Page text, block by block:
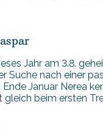
Jahr am 3.8.
Suche nach einer
Ende Januar Nerea
gleich beim ersten